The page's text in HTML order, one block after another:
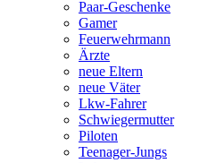
Paar-Geschenke
Gamer
Feuerwehrmann
Ärzte
neue Eltern
neue Väter
Lkw-Fahrer
Schwiegermutter
Piloten
Teenager-Jungs